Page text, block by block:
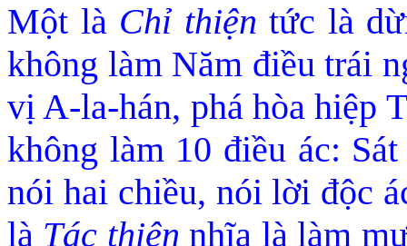
Một là Chỉ thiện tức là
không làm Năm điều trái
vị A-la-hán, phá hòa hiệp
không làm 10 điều ác:
nói hai chiều, nói lời độc
là Tác thiện nhĩa là làm